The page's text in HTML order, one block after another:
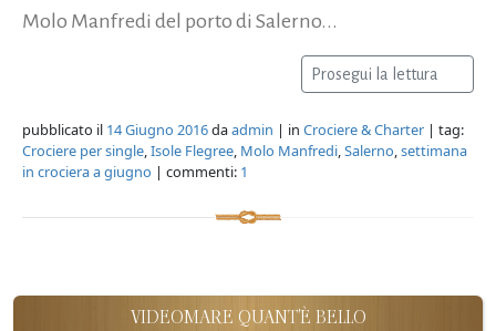
Molo Manfredi del porto di Salerno...
Prosegui la lettura
pubblicato il 14 Giugno 2016daadmin | in Crociere & Charter | tag:
Crociere per single,Isole Flegree, Molo Manfredi,Salerno,settimana
in crociera a giugno | commenti: 1
VIDEOMARE QUANT'È BELLO